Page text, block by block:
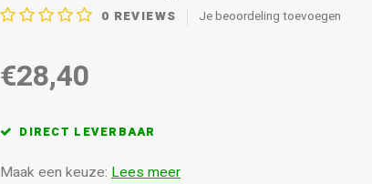
0 REVIEWS Je beoordeling toevoegen
€28,40
DIRECT LEVERBAAR
Maak een keuze: Lees meer